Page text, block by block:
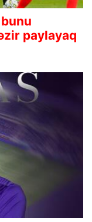
paylayaq